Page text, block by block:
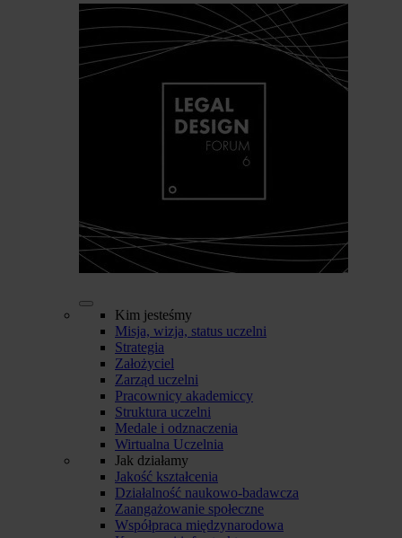
Kim jesteśmy
Misja, wizja, status uczelni
Strategia
Założyciel
Zarząd uczelni
Pracownicy akademiccy
Struktura uczelni
Medale i odznaczenia
Wirtualna Uczelnia
Jak działamy
Jakość kształcenia
Działalność naukowo-badawcza
Zaangażowanie społeczne
Współpraca międzynarodowa